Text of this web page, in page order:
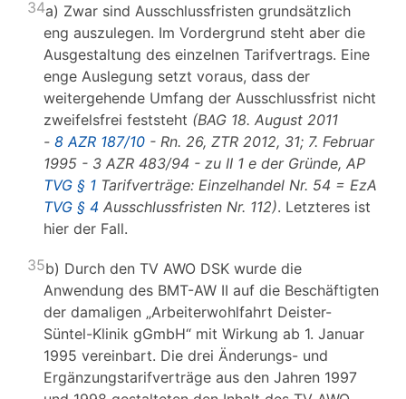
34a) Zwar sind Ausschlussfristen grundsätzlich
eng auszulegen. Im Vordergrund steht aber die
Ausgestaltung des einzelnen Tarifvertrags. Eine
enge Auslegung setzt voraus, dass der
weitergehende Umfang der Ausschlussfrist nicht
zweifelsfrei feststeht (BAG 18. August 2011
- 8 AZR 187/10 - Rn. 26, ZTR 2012, 31; 7. Februar
1995 - 3 AZR 483/94 - zu II 1 e der Gründe, AP
TVG § 1 Tarifverträge: Einzelhandel Nr. 54 = EzA
TVG § 4 Ausschlussfristen Nr. 112). Letzteres ist
hier der Fall.
35b) Durch den TV AWO DSK wurde die
Anwendung des BMT-AW II auf die Beschäftigten
der damaligen „Arbeiterwohlfahrt Deister-
Süntel-Klinik gGmbH“ mit Wirkung ab 1. Januar
1995 vereinbart. Die drei Änderungs- und
Ergänzungstarifverträge aus den Jahren 1997